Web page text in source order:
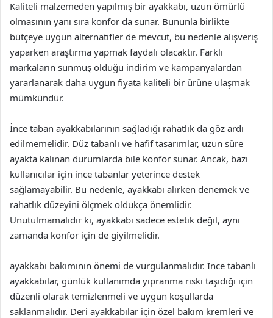
Kaliteli malzemeden yapılmış bir ayakkabı, uzun ömürlü
olmasının yanı sıra konfor da sunar. Bununla birlikte
bütçeye uygun alternatifler de mevcut, bu nedenle alışveriş
yaparken araştırma yapmak faydalı olacaktır. Farklı
markaların sunmuş olduğu indirim ve kampanyalardan
yararlanarak daha uygun fiyata kaliteli bir ürüne ulaşmak
mümkündür.
İnce taban ayakkabılarının sağladığı rahatlık da göz ardı
edilmemelidir. Düz tabanlı ve hafif tasarımlar, uzun süre
ayakta kalınan durumlarda bile konfor sunar. Ancak, bazı
kullanıcılar için ince tabanlar yeterince destek
sağlamayabilir. Bu nedenle, ayakkabı alırken denemek ve
rahatlık düzeyini ölçmek oldukça önemlidir.
Unutulmamalıdır ki, ayakkabı sadece estetik değil, aynı
zamanda konfor için de giyilmelidir.
ayakkabı bakımının önemi de vurgulanmalıdır. İnce tabanlı
ayakkabılar, günlük kullanımda yıpranma riski taşıdığı için
düzenli olarak temizlenmeli ve uygun koşullarda
saklanmalıdır. Deri ayakkabılar için özel bakım kremleri ve